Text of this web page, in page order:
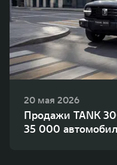
20 мая 2026
Продажи TANK
35 000